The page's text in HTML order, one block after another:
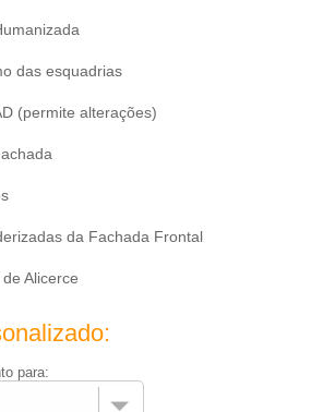
das esquadrias
(permite alterações)
da Fachada Frontal
Alicerce
para: